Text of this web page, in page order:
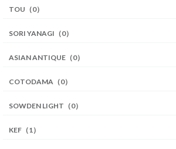
TOU（0）
SORI YANAGI（0）
ASIAN ANTIQUE（0）
COTODAMA（0）
SOWDEN LIGHT（0）
KEF（1）